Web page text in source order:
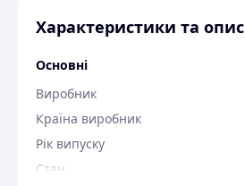
Характеристики та опис
Основні
Виробник
Країна виробник
Рік випуску
Стан